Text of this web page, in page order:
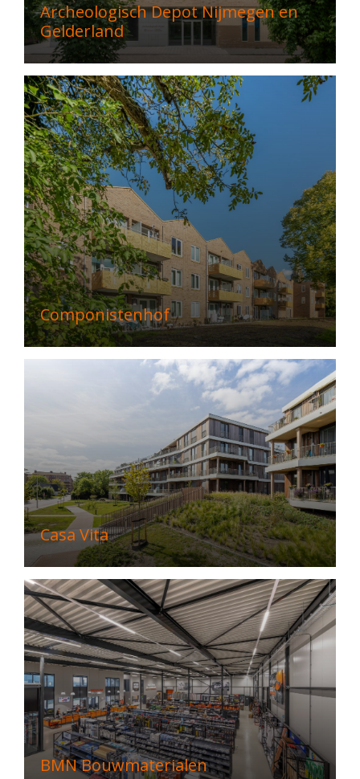
Archeologisch Depot Nijmegen en
Gelderland
Componistenhof
Casa Vita
BMN Bouwmaterialen